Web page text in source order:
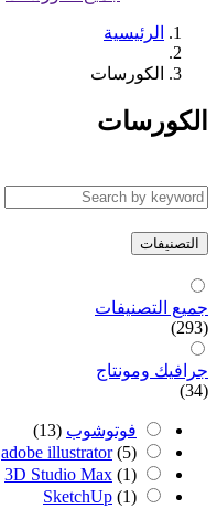
الرئيسية
الكورسات
الكورسات
التصنيفات
جميع التصنيفات
(293)
جرافيك ومونتاج
(34)
فوتوشوب (13)
adobe illustrator (5)
3D Studio Max (1)
SketchUp (1)